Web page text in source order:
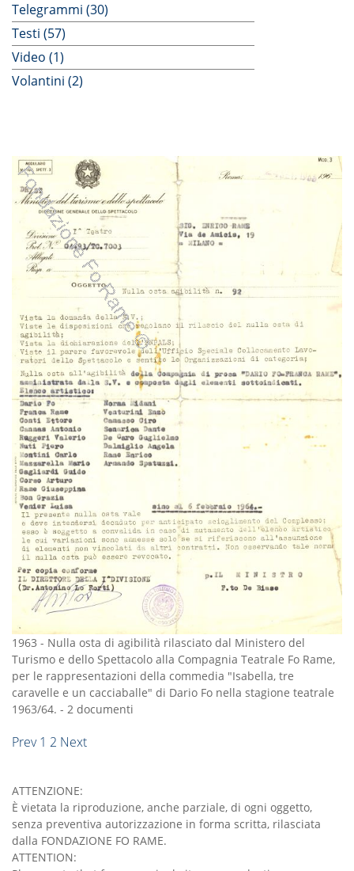
Telegrammi (30)
Testi (57)
Video (1)
Volantini (2)
1963 - Nulla osta di agibilità rilasciato dal Ministero del
Turismo e dello Spettacolo alla Compagnia Teatrale Fo Rame,
per le rappresentazioni della commedia "Isabella, tre
caravelle e un cacciaballe" di Dario Fo nella stagione teatrale
1963/64. - 2 documenti
Prev 1 2 Next
ATTENZIONE:
È vietata la riproduzione, anche parziale, di ogni oggetto,
senza preventiva autorizzazione in forma scritta, rilasciata
dalla FONDAZIONE FO RAME.
ATTENTION: